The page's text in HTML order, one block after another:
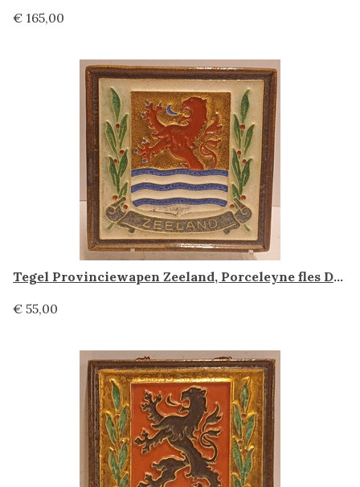
€ 165,00
Tegel Provinciewapen Zeeland, Porceleyne fles Delft
€ 55,00